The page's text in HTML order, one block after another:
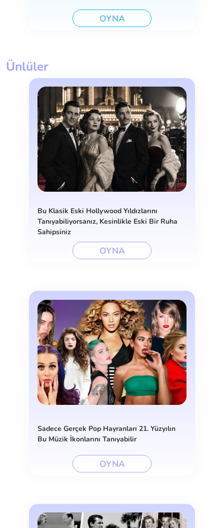
OYNA
Ünlüler
Bu Klasik Eski Hollywood Yıldızlarını
Tanıyabiliyorsanız, Kesinlikle Eski Bir Ruha
Sahipsiniz
OYNA
Sadece Gerçek Pop Hayranları 21. Yüzyılın
Bu Müzik İkonlarını Tanıyabilir
OYNA